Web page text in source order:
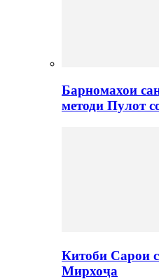
Барномахои
методи Пулот
Китоби Сарои
Мирхоҷа